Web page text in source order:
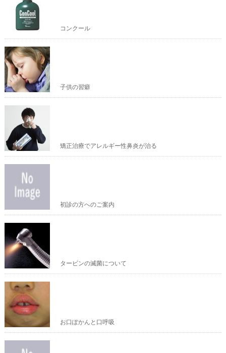
コンクール
子供の習癖
矯正治療でアレルギー性鼻炎が治る
初診の方へのご案内
タービンの滅菌について
お口ぽかんと口呼吸